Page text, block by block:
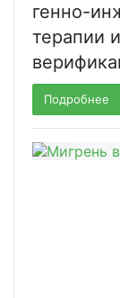
генно-
терапии
Подробнее